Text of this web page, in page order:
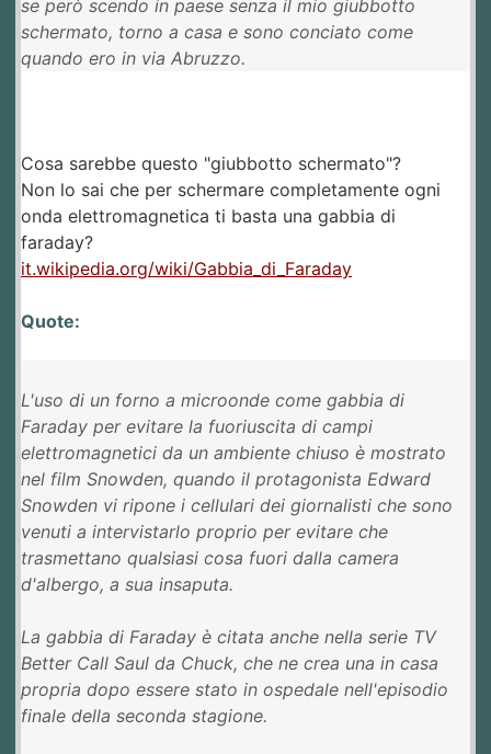
se però scendo in paese senza il mio giubbotto
schermato, torno a casa e sono conciato come
quando ero in via Abruzzo.
Cosa sarebbe questo "giubbotto schermato"?
Non lo sai che per schermare completamente ogni
onda elettromagnetica ti basta una gabbia di
faraday?
it.wikipedia.org/wiki/Gabbia_di_Faraday
Quote:
L'uso di un forno a microonde come gabbia di
Faraday per evitare la fuoriuscita di campi
elettromagnetici da un ambiente chiuso è mostrato
nel film Snowden, quando il protagonista Edward
Snowden vi ripone i cellulari dei giornalisti che sono
venuti a intervistarlo proprio per evitare che
trasmettano qualsiasi cosa fuori dalla camera
d'albergo, a sua insaputa.
La gabbia di Faraday è citata anche nella serie TV
Better Call Saul da Chuck, che ne crea una in casa
propria dopo essere stato in ospedale nell'episodio
finale della seconda stagione.